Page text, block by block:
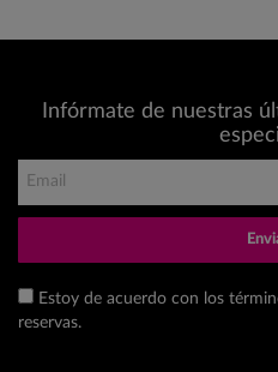
Infórmate de nuestras
Estoy de acuerdo con los
reservas.